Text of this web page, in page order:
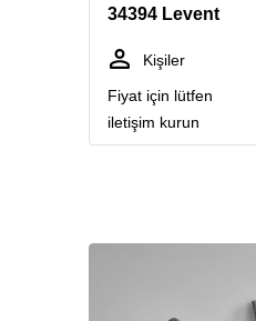
34394 Levent
Kişiler
Fiyat için lütfen
iletişim kurun